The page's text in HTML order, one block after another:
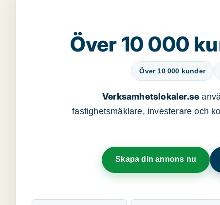
Över 10 000
Över 10 000 kunder
Verksamhetslokaler.se
fastighetsmäklare, investerare och
Skapa din annons nu